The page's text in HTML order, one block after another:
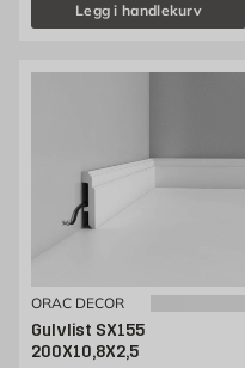
Legg i handlekurv
ORAC DECOR
Gulvlist SX155
200X10,8X2,5